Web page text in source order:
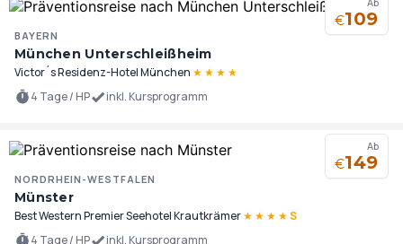
€109
BAYERN
München Unterschleißheim
Victor´s Residenz-Hotel München ★ ★ ★ ★
4 Tage / HP
inkl. Kursprogramm
Ab
€149
NORDRHEIN-WESTFALEN
Münster
Best Western Premier Seehotel Krautkrämer★ ★ ★ ★S
4 Tage / HP
inkl. Kursprogramm